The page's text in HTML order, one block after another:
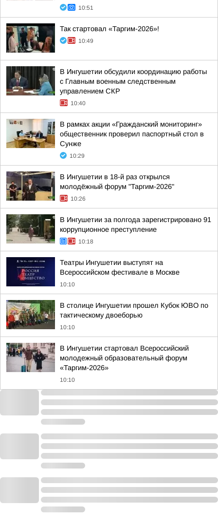
10:51
Так стартовал «Таргим-2026»!
10:49
В Ингушетии обсудили координацию работы
с Главным военным следственным
управлением СКР
10:40
В рамках акции «Гражданский мониторинг»
общественник проверил паспортный стол в
Сунже
10:29
В Ингушетии в 18-й раз открылся
молодёжный форум "Таргим-2026"
10:26
В Ингушетии за полгода зарегистрировано 91
коррупционное преступление
10:18
Театры Ингушетии выступят на
Всероссийском фестивале в Москве
10:10
В столице Ингушетии прошел Кубок ЮВО по
тактическому двоеборью
10:10
В Ингушетии стартовал Всероссийский
молодежный образовательный форум
«Таргим-2026»
10:10